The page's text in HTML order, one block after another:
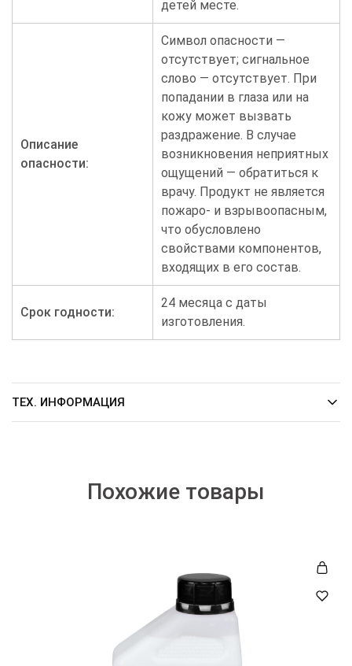
детей месте.
Описание
опасности:
Символ опасности —
отсутствует; сигнальное
слово — отсутствует. При
попадании в глаза или на
кожу может вызвать
раздражение. В случае
возникновения неприятных
ощущений — обратиться к
врачу. Продукт не является
пожаро- и взрывоопасным,
что обусловлено
свойствами компонентов,
входящих в его состав.
Срок годности:
24 месяца с даты
изготовления.
ТЕХ. ИНФОРМАЦИЯ
Похожие товары